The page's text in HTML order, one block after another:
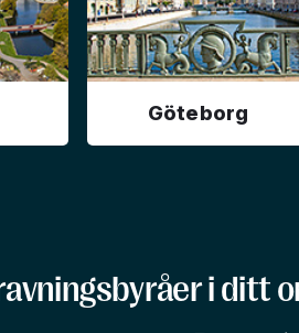
Göteborg
i ditt